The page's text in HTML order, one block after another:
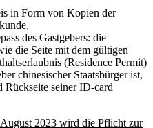
in Form von Kopien der
des Gastgebers: die
die Seite mit dem gültigen
(Residence Permit)
chinesischer Staatsbürger ist,
Rückseite seiner ID-card
2023 wird die Pflicht zur